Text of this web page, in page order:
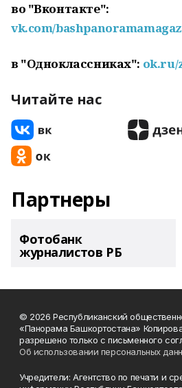
во "Вконтакте":
vk.com/
в "Одноклассниках": ok.ru/
Читайте нас
Партнеры
Фотобанк
журналистов РБ
© 2026 Республиканский
«Панорама Башкортостана»
разрешено только с письменного
Об использовании персональных
Учредители: Агентство по печати и